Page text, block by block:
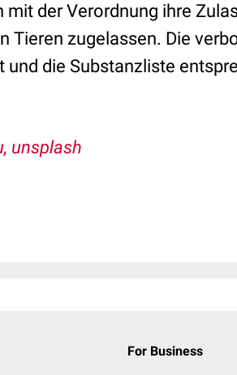
mit der Verordnung ihre
Tieren zugelassen. Die
und die Substanzliste
unsplash
For Business